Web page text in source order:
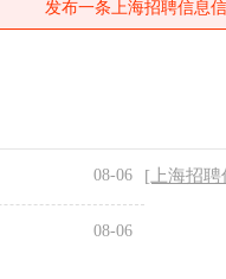
发布一条上海招聘信息
08-06 [上海招聘
08-06